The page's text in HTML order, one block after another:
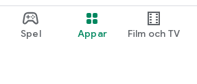
Spel Appar Film och TV